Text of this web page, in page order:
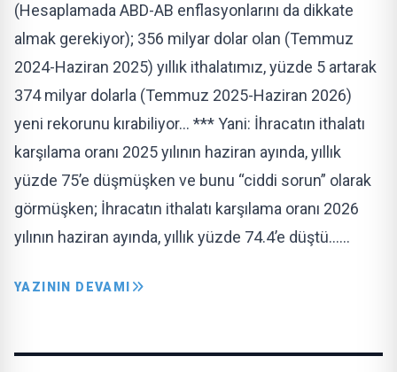
(Hesaplamada ABD-AB enf­lasyonlarını da dikkate
almak gerekiyor); 356 milyar dolar olan (Temmuz
2024-Ha­ziran 2025) yıllık ithalatımız, yüzde 5 artarak
374 milyar dolarla (Temmuz 2025-Haziran 2026)
yeni rekorunu kırabiliyor… *** Yani: İhracatın ithalatı
karşılama oranı 2025 yılının haziran ayında, yıllık
yüzde 75’e düşmüşken ve bunu “ciddi sorun” olarak
gör­müşken; İhracatın ithalatı karşılama oranı 2026
yılının haziran ayında, yıllık yüzde 74.4’e düştü……
YAZININ DEVAMI